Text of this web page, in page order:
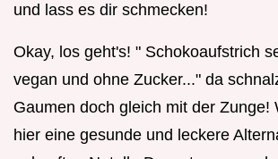
und lass es dir schmecken!
Okay, los geht's! " Schokoaufstrich
vegan und ohne Zucker..." da
Gaumen doch gleich mit der Zunge!
hier eine gesunde und leckere